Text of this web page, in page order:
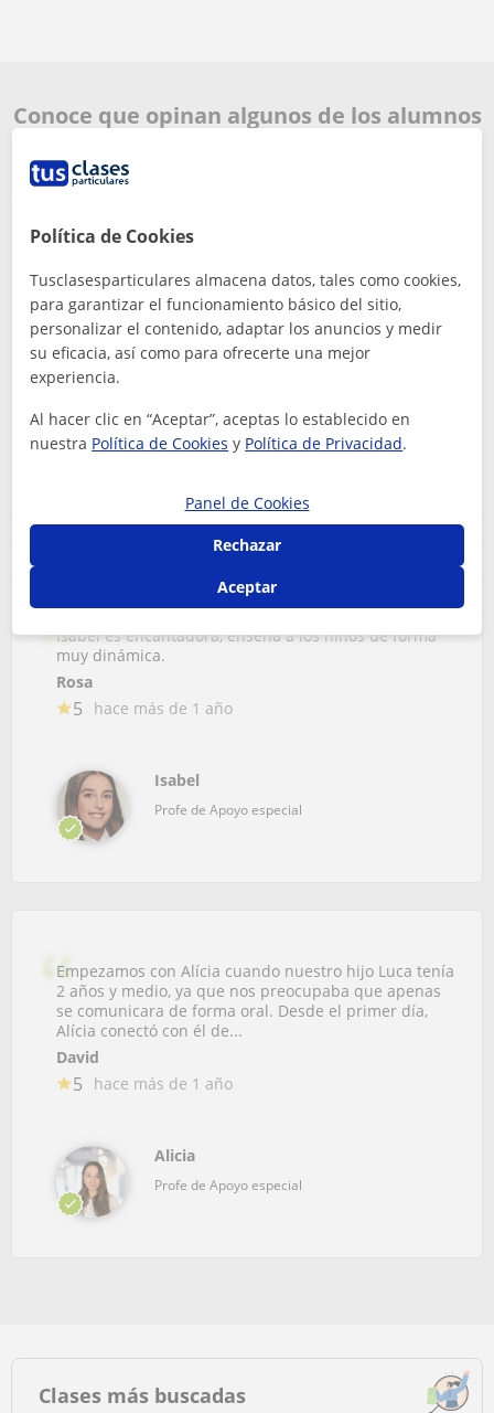
Conoce que opinan algunos de los alumnos
principio de año. Mar es una profesora que se
adapta no solo a las necesidades del chico sino
también a su forma de trabaj...
Marga
5 Hace 2 meses
Mar
Isabel es encantadora, enseña a los niños de forma
muy dinámica.
Rosa
5 hace más de 1 año
Isabel
Profe de Apoyo especial
Empezamos con Alícia cuando nuestro hijo Luca tenía
2 años y medio, ya que nos preocupaba que apenas
se comunicara de forma oral. Desde el primer día,
Alícia conectó con él de...
David
5 hace más de 1 año
Alicia
Profe de Apoyo especial
Clases más buscadas
Política de Cookies
Tusclasesparticulares almacena datos, tales como cookies,
para garantizar el funcionamiento básico del sitio,
personalizar el contenido, adaptar los anuncios y medir
su eficacia, así como para ofrecerte una mejor
experiencia.
Al hacer clic en “Aceptar”, aceptas lo establecido en
nuestra Política de Cookies y Política de Privacidad.
Panel de Cookies
Rechazar
Aceptar